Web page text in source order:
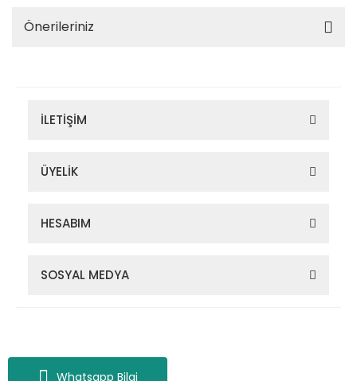
Whatsapp Bilgi
Önerileriniz
İLETİŞİM
ÜYELİK
HESABIM
SOSYAL MEDYA